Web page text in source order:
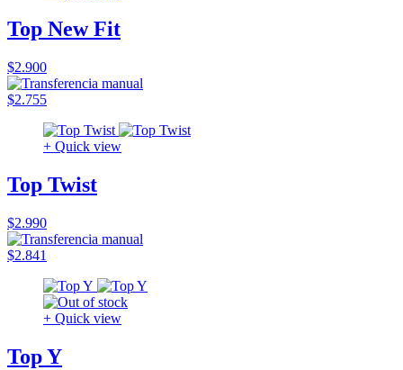
Top New Fit
$2.900
$2.755
+ Quick view
Top Twist
$2.990
$2.841
+ Quick view
Top Y